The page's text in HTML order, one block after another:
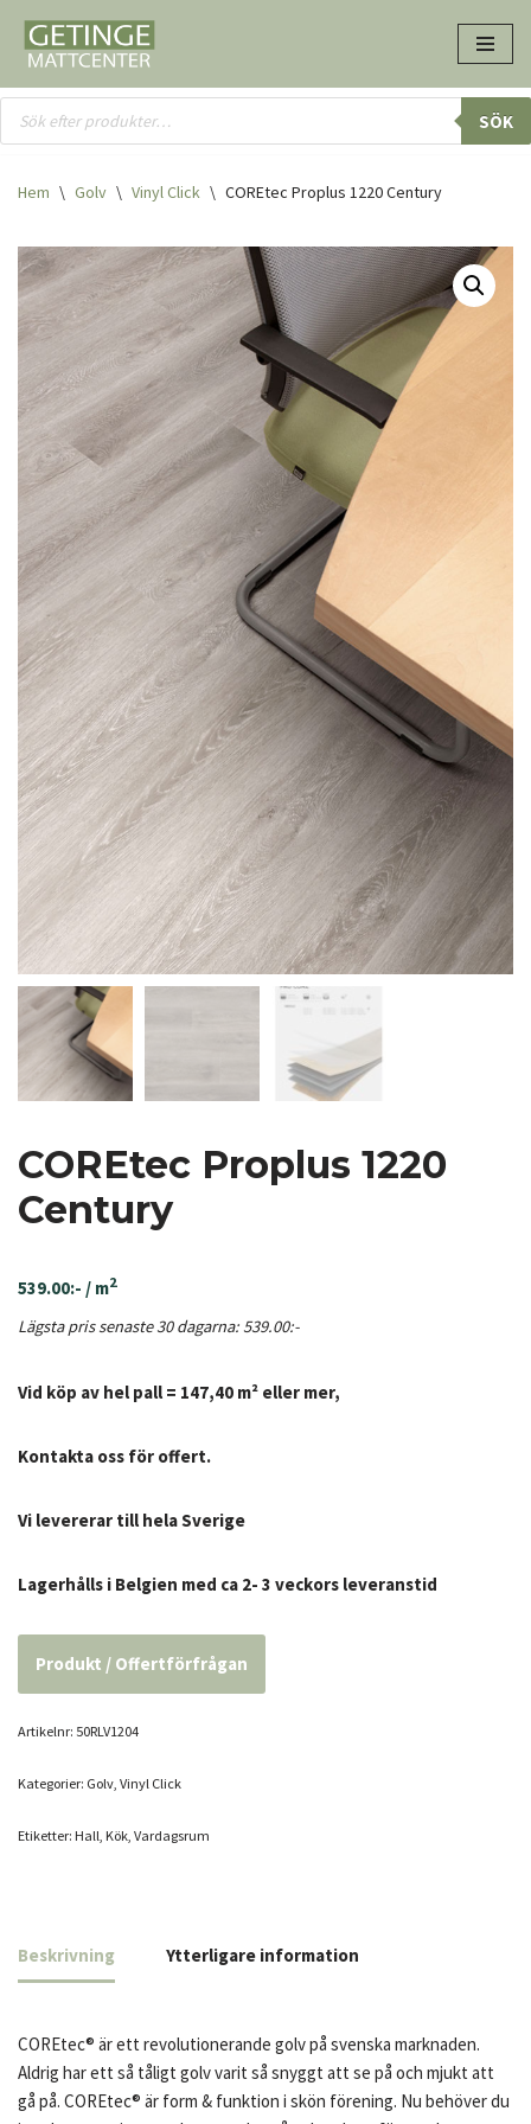
Hoppa
till
innehåll
SÖK
Hem \ Golv \ Vinyl Click \ COREtec Proplus 1220 Century
COREtec Proplus 1220
Century
539.00:- / m2
Lägsta pris senaste 30 dagarna: 539.00:-
Vid köp av hel pall = 147,40 m² eller mer,
Kontakta oss för offert.
Vi levererar till hela Sverige
Lagerhålls i Belgien med ca 2- 3 veckors leveranstid
Produkt / Offertförfrågan
Artikelnr: 50RLV1204
Kategorier: Golv Vinyl Click
Etiketter: Hall Kök Vardagsrum
Beskrivning Ytterligare information
COREtec® är ett revolutionerande golv på svenska marknaden.
Aldrig har ett så tåligt golv varit så snyggt att se på och mjukt att
gå på. COREtec® är form & funktion i skön förening. Nu behöver du